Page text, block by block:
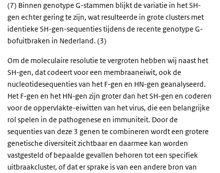
(7) Binnen genotype G-stammen blijkt de variatie in het SH-
gen echter gering te zijn, wat resulteerde in grote clusters met
identieke SH-gen-sequenties tijdens de recente genotype G-
bofuitbraken in Nederland. (3)
Om de moleculaire resolutie te vergroten hebben wij naast het
SH-gen, dat codeert voor een membraaneiwit, ook de
nucleotidesequenties van het F-gen en HN-gen geanalyseerd.
Het F-gen en het HN-gen zijn groter dan het SH-gen en coderen
voor de oppervlakte-eiwitten van het virus, die een belangrijke
rol spelen in de pathogenese en immuniteit. Door de
sequenties van deze 3 genen te combineren wordt een grotere
genetische diversiteit zichtbaar en daarmee kan worden
vastgesteld of bepaalde gevallen behoren tot een specifiek
uitbraakcluster, of dat er sprake is van een andere bron van